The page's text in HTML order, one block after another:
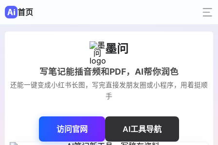
首页
墨问
写笔记能插音频和PDF，AI帮你润色
还能一键变成小红书长图，写完直接发朋友圈或小程序，用着挺顺
手
访问官网 AI工具导航